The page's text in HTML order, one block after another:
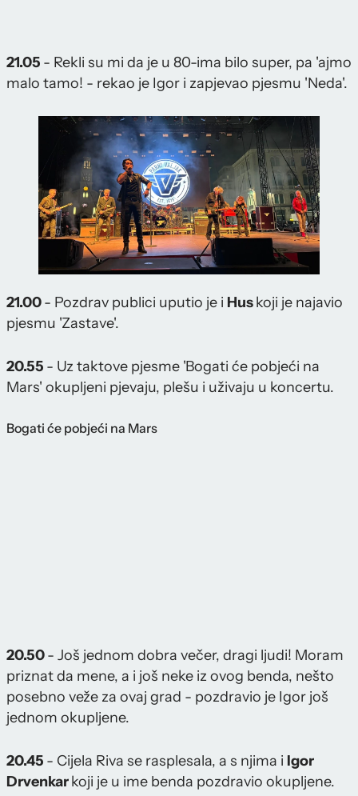
21.05 - Rekli su mi da je u 80-ima bilo super, pa 'ajmo
malo tamo! - rekao je Igor i zapjevao pjesmu 'Neda'.
21.00- Pozdrav publici uputio je i Huskoji je najavio
pjesmu 'Zastave'.
20.55 - Uz taktove pjesme 'Bogati će pobjeći na
Mars' okupljeni pjevaju, plešu i uživaju u koncertu.
Bogati će pobjeći na Mars
20.50- Još jednom dobra večer, dragi ljudi! Moram
priznat da mene, a i još neke iz ovog benda, nešto
posebno veže za ovaj grad - pozdravio je Igor još
jednom okupljene.
20.45 - Cijela Riva se rasplesala, a s njima i Igor
Drvenkarkoji je u ime benda pozdravio okupljene.